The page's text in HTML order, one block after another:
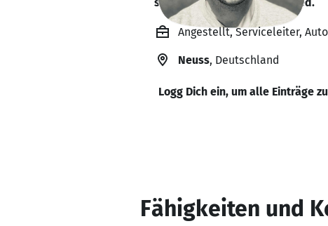
Angestellt, Serviceleiter,
Neuss, Deutschland
Logg Dich ein, um alle Einträge
Fähigkeiten und